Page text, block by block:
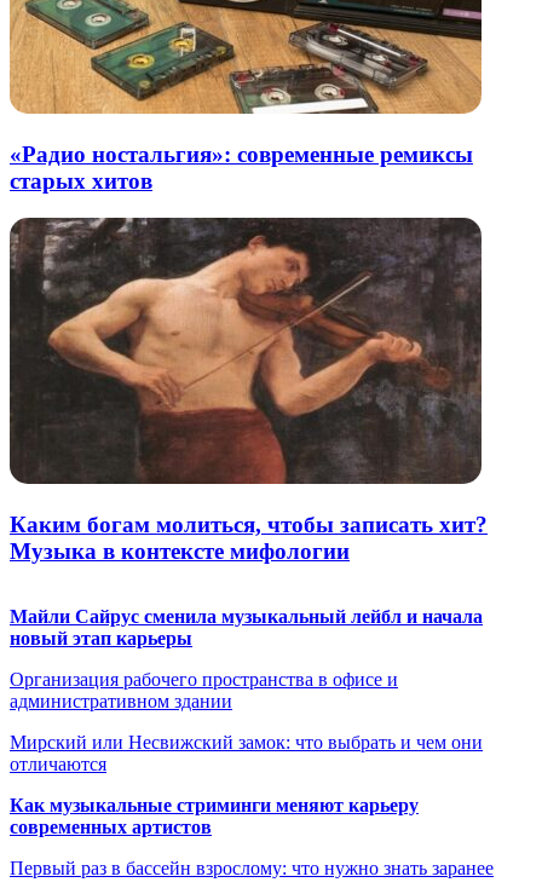
«Радио ностальгия»: современные ремиксы
старых хитов
Каким богам молиться, чтобы записать хит?
Музыка в контексте мифологии
Майли Сайрус сменила музыкальный лейбл и начала
новый этап карьеры
Организация рабочего пространства в офисе и
административном здании
Мирский или Несвижский замок: что выбрать и чем они
отличаются
Как музыкальные стриминги меняют карьеру
современных артистов
Первый раз в бассейн взрослому: что нужно знать заранее